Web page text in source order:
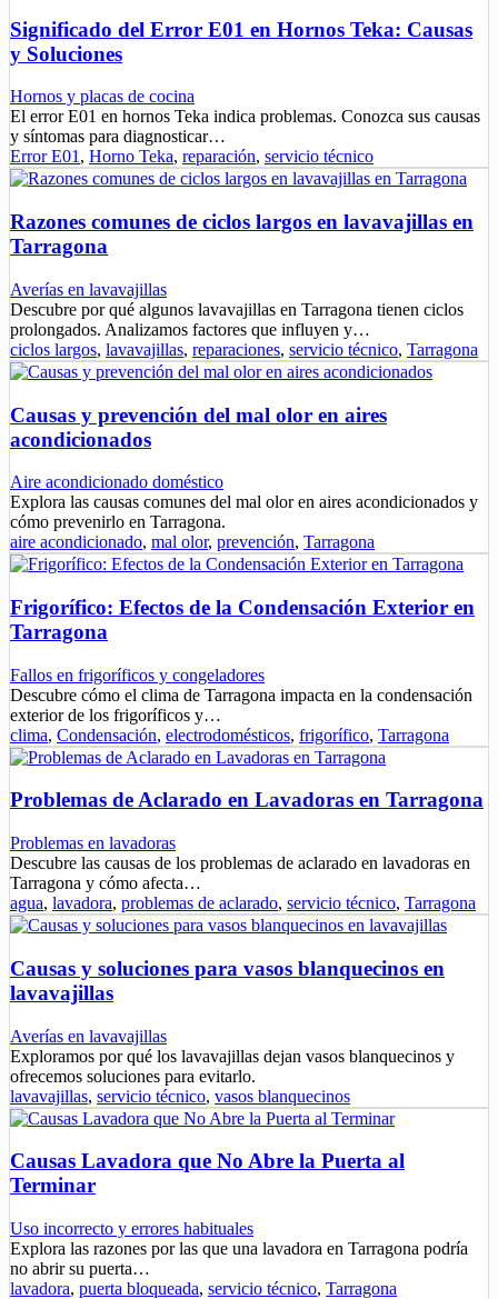
Significado del Error E01 en Hornos Teka: Causas
y Soluciones
Hornos y placas de cocina
El error E01 en hornos Teka indica problemas. Conozca sus causas
y síntomas para diagnosticar…
Error E01 , Horno Teka, reparación, servicio técnico
Razones comunes de ciclos largos en lavavajillas en
Tarragona
Averías en lavavajillas
Descubre por qué algunos lavavajillas en Tarragona tienen ciclos
prolongados. Analizamos factores que influyen y…
ciclos largos, lavavajillas, reparaciones, servicio técnico, Tarragona
Causas y prevención del mal olor en aires
acondicionados
Aire acondicionado doméstico
Explora las causas comunes del mal olor en aires acondicionados y
cómo prevenirlo en Tarragona.
aire acondicionado, mal olor, prevención, Tarragona
Frigorífico: Efectos de la Condensación Exterior en
Tarragona
Fallos en frigoríficos y congeladores
Descubre cómo el clima de Tarragona impacta en la condensación
exterior de los frigoríficos y…
clima, Condensación, electrodomésticos, frigorífico, Tarragona
Problemas de Aclarado en Lavadoras en Tarragona
Problemas en lavadoras
Descubre las causas de los problemas de aclarado en lavadoras en
Tarragona y cómo afecta…
agua, lavadora, problemas de aclarado, servicio técnico, Tarragona
Causas y soluciones para vasos blanquecinos en
lavavajillas
Averías en lavavajillas
Exploramos por qué los lavavajillas dejan vasos blanquecinos y
ofrecemos soluciones para evitarlo.
lavavajillas, servicio técnico, vasos blanquecinos
Causas Lavadora que No Abre la Puerta al
Terminar
Uso incorrecto y errores habituales
Explora las razones por las que una lavadora en Tarragona podría
no abrir su puerta…
lavadora, puerta bloqueada, servicio técnico, Tarragona